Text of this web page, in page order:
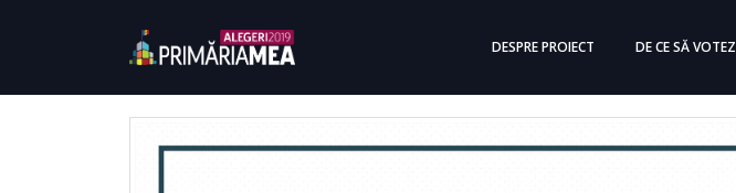
DESPRE PROIECT DE CE SĂ VOTEZ